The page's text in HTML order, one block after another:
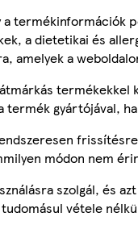
termékinformációk
a dietetikai és
amelyek a
termék gyártójával,
módon nem
szolgál, és
vétele